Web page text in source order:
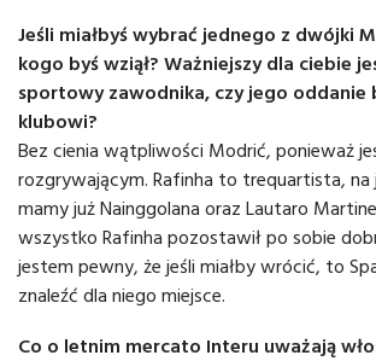
Jeśli miałbyś wybrać jednego z dwójki
kogo byś wziął? Ważniejszy dla ciebie
sportowy zawodnika, czy jego oddanie
klubowi?
Bez cienia wątpliwości Modrić, ponieważ
rozgrywającym. Rafinha to trequartista, na
mamy już Nainggolana oraz Lautaro
wszystko Rafinha pozostawił po sobie
jestem pewny, że jeśli miałby wrócić, to
znaleźć dla niego miejsce.
Co o letnim mercato Interu uważają